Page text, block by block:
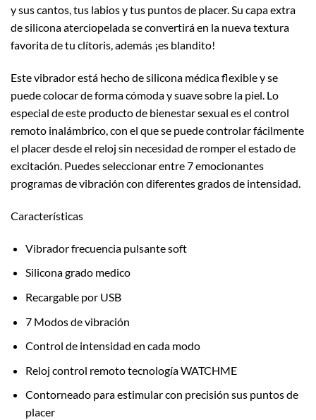
y sus cantos, tus labios y tus puntos de placer. Su capa extra
de silicona aterciopelada se convertirá en la nueva textura
favorita de tu clítoris, además ¡es blandito!
Este vibrador está hecho de silicona médica flexible y se
puede colocar de forma cómoda y suave sobre la piel. Lo
especial de este producto de bienestar sexual es el control
remoto inalámbrico, con el que se puede controlar fácilmente
el placer desde el reloj sin necesidad de romper el estado de
excitación. Puedes seleccionar entre 7 emocionantes
programas de vibración con diferentes grados de intensidad.
Características
Vibrador frecuencia pulsante soft
Silicona grado medico
Recargable por USB
7 Modos de vibración
Control de intensidad en cada modo
Reloj control remoto tecnología WATCHME
Contorneado para estimular con precisión sus puntos de
placer